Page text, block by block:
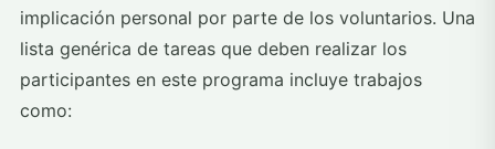
implicación personal por parte de los voluntarios. Una
lista genérica de tareas que deben realizar los
participantes en este programa incluye trabajos
como: